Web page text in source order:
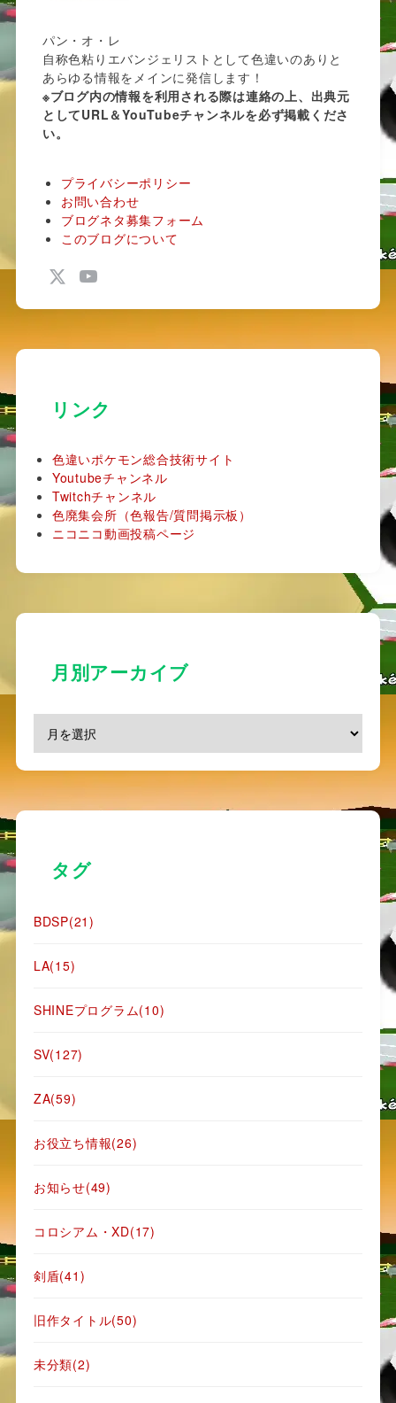
パン・オ・レ
自称色粘りエバンジェリストとして色違いのありと
あらゆる情報をメインに発信します！
※ブログ内の情報を利用される際は連絡の上、出典元
としてURL＆YouTubeチャンネルを必ず掲載くださ
い。
プライバシーポリシー
お問い合わせ
ブログネタ募集フォーム
このブログについて
リンク
色違いポケモン総合技術サイト
Youtubeチャンネル
Twitchチャンネル
色廃集会所（色報告/質問掲示板）
ニコニコ動画投稿ページ
月別アーカイブ
タグ
BDSP(21)
LA(15)
SHINEプログラム(10)
SV(127)
ZA(59)
お役立ち情報(26)
お知らせ(49)
コロシアム・XD(17)
剣盾(41)
旧作タイトル(50)
未分類(2)